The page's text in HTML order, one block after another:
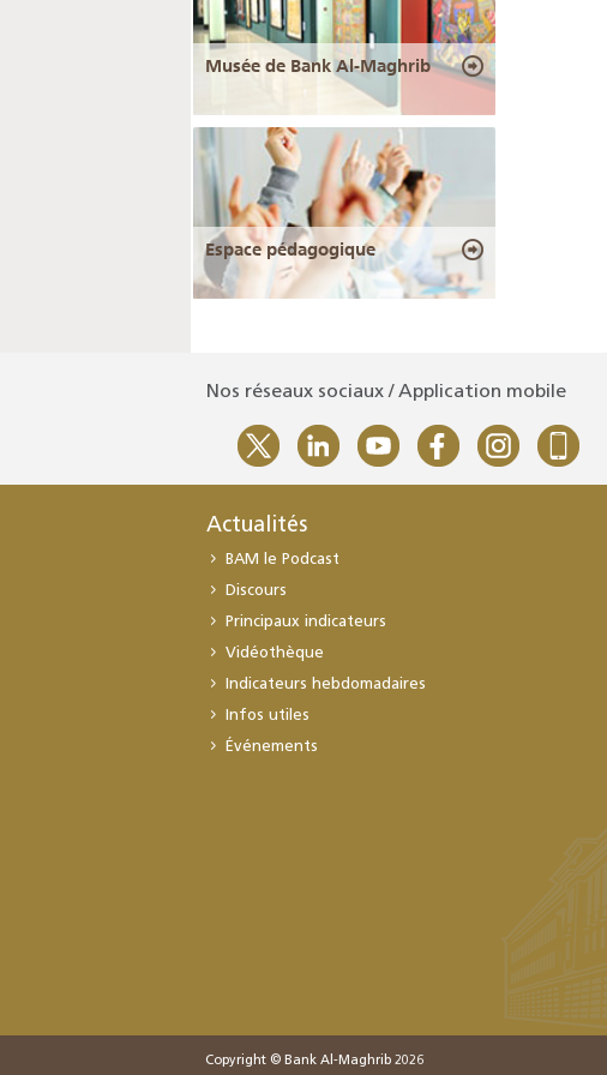
Musée de Bank Al-Maghrib
Espace pédagogique
Nos réseaux sociaux / Application mobile
Actualités
BAM le Podcast
Discours
Principaux indicateurs
Vidéothèque
Indicateurs hebdomadaires
Infos utiles
Événements
Copyright © Bank Al-Maghrib 2026